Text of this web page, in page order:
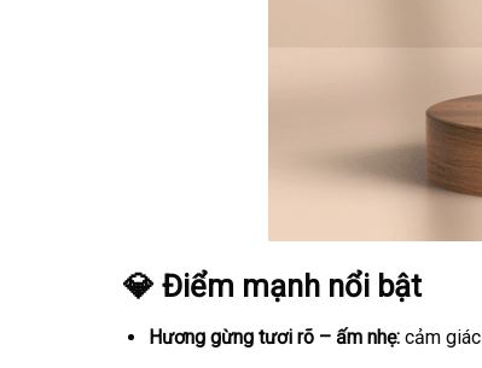
💎 Điểm mạnh nổi bật
Hương gừng tươi rõ – ấm nhẹ:cảm giác